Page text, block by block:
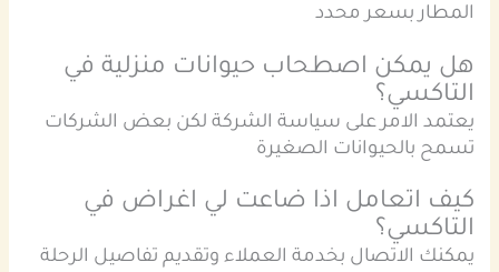
المطار بسعر محدد
هل يمكن اصطحاب حيوانات منزلية في
التاكسي؟
يعتمد الامر على سياسة الشركة لكن بعض الشركات
تسمح بالحيوانات الصغيرة
كيف اتعامل اذا ضاعت لي اغراض في
التاكسي؟
يمكنك الاتصال بخدمة العملاء وتقديم تفاصيل الرحلة